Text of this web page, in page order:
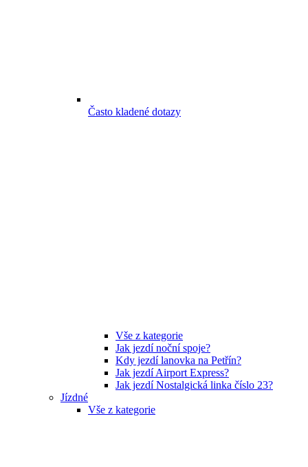
Často kladené dotazy
Vše z kategorie
Jak jezdí noční spoje?
Kdy jezdí lanovka na Petřín?
Jak jezdí Airport Express?
Jak jezdí Nostalgická linka číslo 23?
Jízdné
Vše z kategorie